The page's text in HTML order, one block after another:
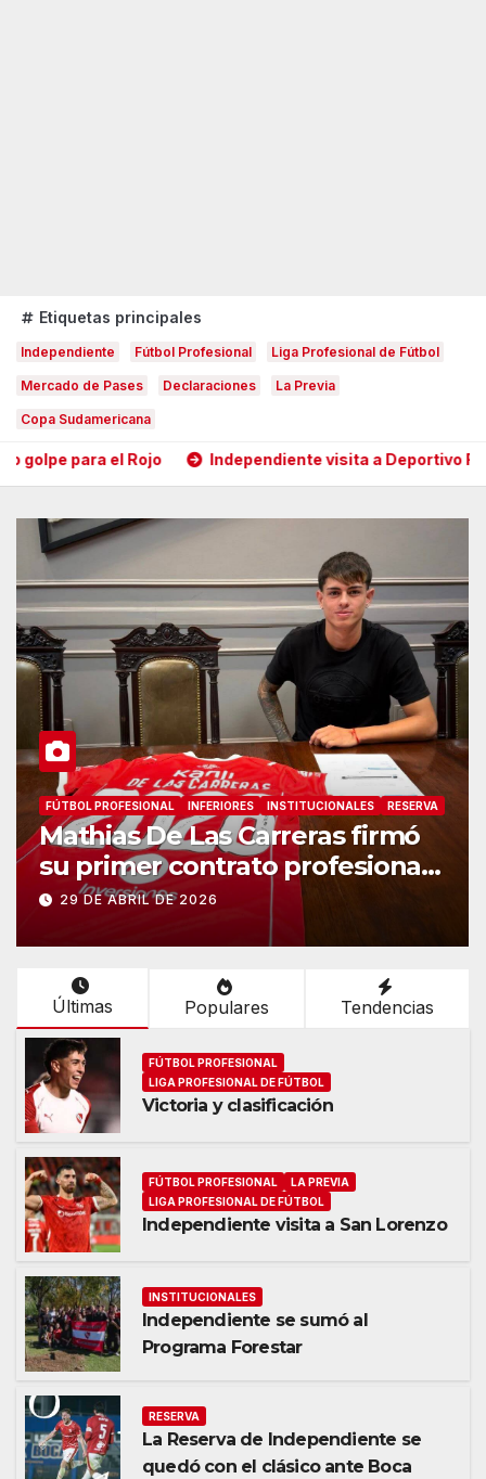
Etiquetas principales
Independiente Fútbol Profesional Liga Profesional de Fútbol
Mercado de Pases Declaraciones La Previa
Copa Sudamericana
Independiente visita a Deportivo Riestra en busca de la
FÚTBOL PROFESIONAL LIGA PROFESIONAL DE FÚTBOL
Victoria y clasificación
2 DE MAYO DE 2026
Últimas Populares Tendencias
FÚTBOL PROFESIONAL
LIGA PROFESIONAL DE FÚTBOL
Victoria y clasificación
FÚTBOL PROFESIONAL
LA PREVIA
LIGA PROFESIONAL DE FÚTBOL
Independiente visita a San Lorenzo
INSTITUCIONALES
Independiente se sumó al
Programa Forestar
RESERVA
La Reserva de Independiente se
quedó con el clásico ante Boca